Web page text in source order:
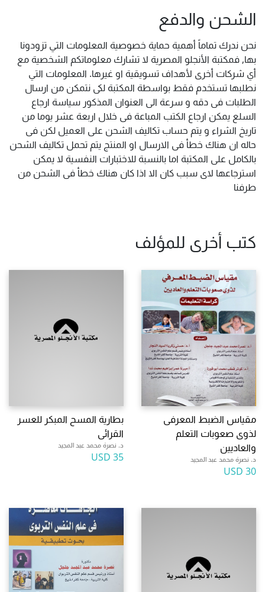
الشحن والدفع
نحن ندرك تماماً أهمية حماية خصوصية المعلومات التي تزودونا
بها, فمكتبة الأنجلو المصرية لا تشارك معلوماتكم الشخصية مع
أي شركات أخرى لأهداف تسويقية او غيرها. المعلومات التي
نطلبها تستخدم فقط بواسطة المكتبة لكى نتمكن من ارسال
الطلبات فى دقه و سرعة الى العنوان المذكور سياسة ارجاع
السلع يمكن ارجاع الكتب المباعة فى خلال اربعة عشر يوما من
تاريخ الشراء و يتم حساب تكاليف الشحن على العميل لكن فى
حاله ان هناك خطأ فى الارسال او المنتج يتم تحمل تكاليف الشحن
بالكامل على المكتبة اما بالنسبة للاختبارات النفسية لا يمكن
استرجاعها لاى سبب كان الا اذا كان هناك خطأ فى الشحن من
طرفنا
كتب أخرى للمؤلف
مقياس الضبط المعرفى
لذوى صعوبات التعلم
والعاديين
د. نصرة محمد عبد المجيد
30 USD
بطارية المسح المبكر للعسر
القرائى
د. نصرة محمد عبد المجيد
35 USD